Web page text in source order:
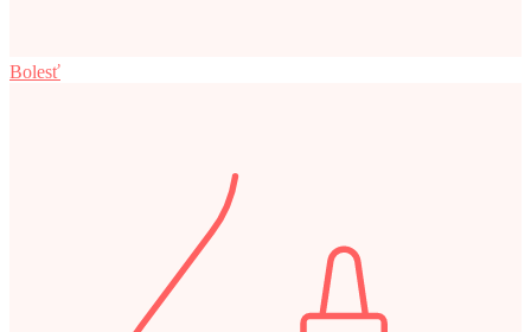
Bolesť